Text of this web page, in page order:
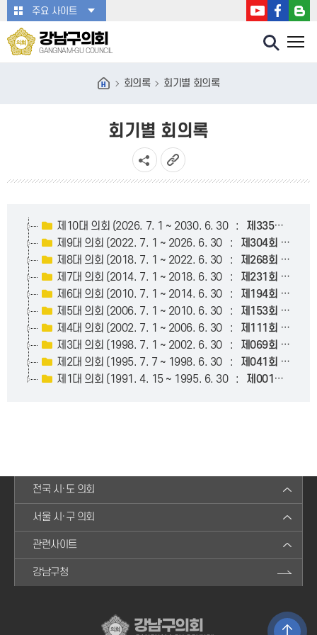
본문바로가기주요 사이트
강남구의회
GANGNAM-GU COUNCIL
회의록 회기별 회의록
회기별 회의록
제10대 의회 (2026. 7. 1 ~ 2030. 6. 30 : 제335회
제9대 의회 (2022. 7. 1 ~ 2026. 6. 30 : 제304회 ~ 제
제8대 의회 (2018. 7. 1 ~ 2022. 6. 30 : 제268회 ~ 제
제7대 의회 (2014. 7. 1 ~ 2018. 6. 30 : 제231회 ~ 제
제6대 의회 (2010. 7. 1 ~ 2014. 6. 30 : 제194회 ~ 제
제5대 의회 (2006. 7. 1 ~ 2010. 6. 30 : 제153회 ~ 제
제4대 의회 (2002. 7. 1 ~ 2006. 6. 30 : 제111회 ~ 제
제3대 의회 (1998. 7. 1 ~ 2002. 6. 30 : 제069회 ~ 제
제2대 의회 (1995. 7. 7 ~ 1998. 6. 30 : 제041회 ~ 제
제1대 의회 (1991. 4. 15 ~ 1995. 6. 30 : 제001회
전국 시·도 의회
서울 시·구 의회
관련사이트
강남구청
강남구의회